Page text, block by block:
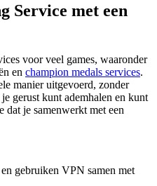
Service met een
voor veel games, waaronder
en champion medals services.
manier uitgevoerd, zonder
gerust kunt ademhalen en kunt
dat je samenwerkt met een
gebruiken VPN samen met